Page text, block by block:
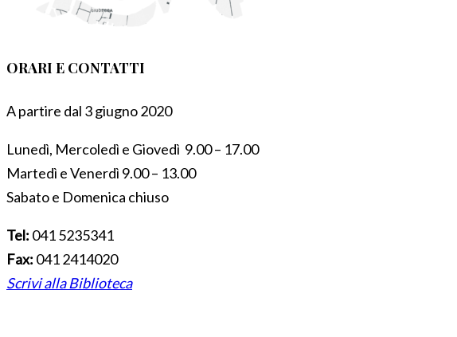
ORARI E CONTATTI
A partire dal 3 giugno 2020
Lunedì, Mercoledì e Giovedì 9.00 – 17.00
Martedì e Venerdì 9.00 – 13.00
Sabato e Domenica chiuso
Tel: 041 5235341
Fax: 041 2414020
Scrivi alla Biblioteca